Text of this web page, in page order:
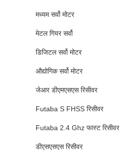
मध्यम सर्वो मोटर
मेटल गियर सर्वो
डिजिटल सर्वो मोटर
औद्योगिक सर्वो मोटर
जेआर डीएमएसएस रिसीवर
Futaba S FHSS रिसीवर
Futaba 2.4 Ghz फास्ट रिसीवर
डीएसएसएस रिसीवर